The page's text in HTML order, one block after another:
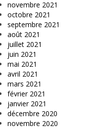
novembre 2021
octobre 2021
septembre 2021
août 2021
juillet 2021
juin 2021
mai 2021
avril 2021
mars 2021
février 2021
janvier 2021
décembre 2020
novembre 2020